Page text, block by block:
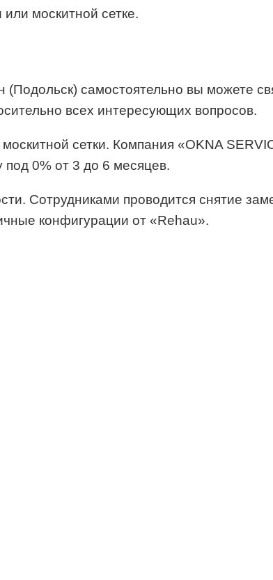
москитной сетке.
(Подольск) самостоятельно вы можете
всех интересующих вопросов.
сетки. Компания «OKNA
под 0% от 3 до 6 месяцев.
Сотрудниками проводится снятие
конфигурации от «Rehau».